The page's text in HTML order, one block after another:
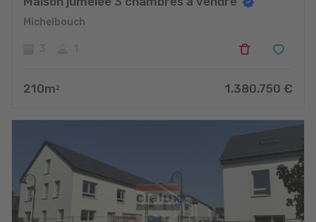
Michelbouch
210m 2 1.380.750 €